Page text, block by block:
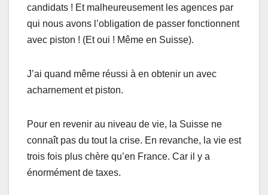
candidats ! Et malheureusement les agences par
qui nous avons l’obligation de passer fonctionnent
avec piston ! (Et oui ! Même en Suisse).
J’ai quand même réussi à en obtenir un avec
acharnement et piston.
Pour en revenir au niveau de vie, la Suisse ne
connaît pas du tout la crise. En revanche, la vie est
trois fois plus chère qu’en France. Car il y a
énormément de taxes.